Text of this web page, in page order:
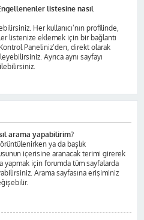
listesine nasıl
Her kullanıcı’nın profilinde,
listenize eklemek için bir bağlantı
Paneliniz’den, direkt olarak
Ayrıca aynı sayfayı
arama yapabilirim?
ya da başlık
içerisine aranacak terimi girerek
yapmak için forumda tüm sayfalarda
Arama sayfasına erişiminiz